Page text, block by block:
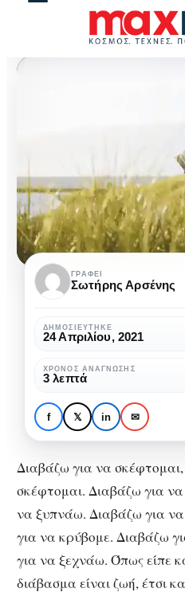
ΔΙΑΒΆΖΟΥΜΕ ΑΚΌΜΑ ΒΙΒΛΊΑ;
Κατανόησε
γύρω σου…
βιβλίο
Κατανόησε
τον
κόσμο
γύρω
σου…
ένα
βιβλίο
ΓΡΆΦΕΙ
Σωτήρης Αρσένης
ΔΗΜΟΣΙΕΎΤΗΚΕ
24 Απριλίου, 2021
ΧΡΌΝΟΣ ΑΝΆΓΝΩΣΗΣ
3 λεπτά
f 𝕏 in ✉
Διαβάζω για να
σκέφτομαι. Διαβάζω για
να ξυπνάω. Διαβάζω για
για να κρύβομε. Διαβάζω
για να ξεχνάω. Όπως είπε
διάβασμα είναι ζωή, έτσι